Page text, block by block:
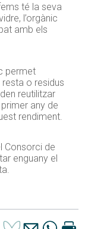
té la seva
l’orgànic
amb els
permet
o residus
reutilitzar
any de
rendiment.
Consorci de
enguany el